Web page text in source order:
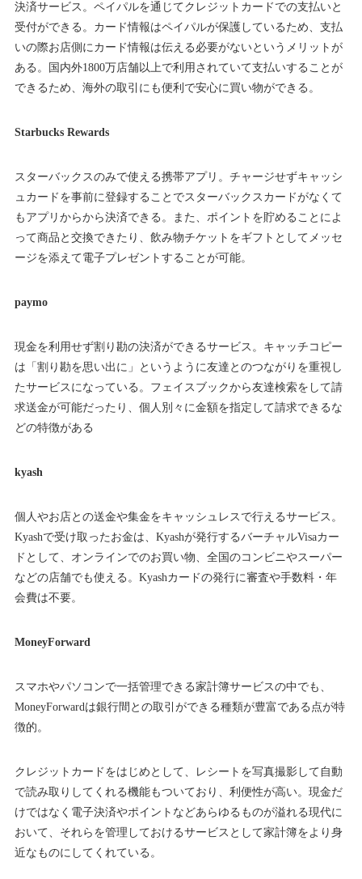
決済サービス。ペイパルを通じてクレジットカードでの支払いと
受付ができる。カード情報はペイパルが保護しているため、支払
いの際お店側にカード情報は伝える必要がないというメリットが
ある。国内外1800万店舗以上で利用されていて支払いすることが
できるため、海外の取引にも便利で安心に買い物ができる。
Starbucks Rewards
スターバックスのみで使える携帯アプリ。チャージせずキャッシ
ュカードを事前に登録することでスターバックスカードがなくて
もアプリからから決済できる。また、ポイントを貯めることによ
って商品と交換できたり、飲み物チケットをギフトとしてメッセ
ージを添えて電子プレゼントすることが可能。
paymo
現金を利用せず割り勘の決済ができるサービス。キャッチコピー
は「割り勘を思い出に」というように友達とのつながりを重視し
たサービスになっている。フェイスブックから友達検索をして請
求送金が可能だったり、個人別々に金額を指定して請求できるな
どの特徴がある
kyash
個人やお店との送金や集金をキャッシュレスで行えるサービス。
Kyashで受け取ったお金は、Kyashが発行するバーチャルVisaカー
ドとして、オンラインでのお買い物、全国のコンビニやスーパー
などの店舗でも使える。Kyashカードの発行に審査や手数料・年
会費は不要。
MoneyForward
スマホやパソコンで一括管理できる家計簿サービスの中でも、
MoneyForwardは銀行間との取引ができる種類が豊富である点が特
徴的。
クレジットカードをはじめとして、レシートを写真撮影して自動
で読み取りしてくれる機能もついており、利便性が高い。現金だ
けではなく電子決済やポイントなどあらゆるものが溢れる現代に
おいて、それらを管理しておけるサービスとして家計簿をより身
近なものにしてくれている。